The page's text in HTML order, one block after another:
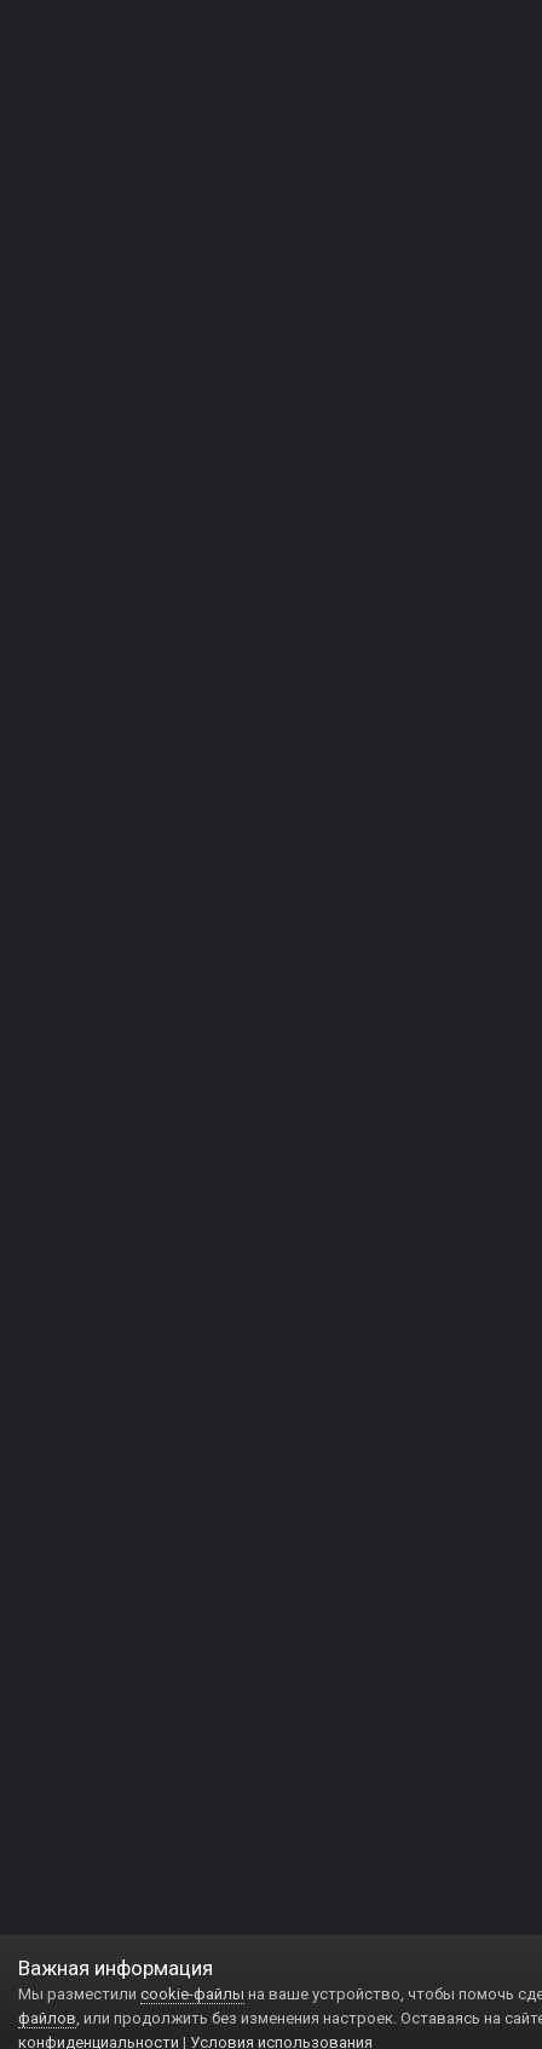
Важная информация
Мы разместили cookie-файлы на ваше устройство, чтобы помочь
файлов, или продолжить без изменения настроек. Оставаясь на
конфиденциальности | Условия использования